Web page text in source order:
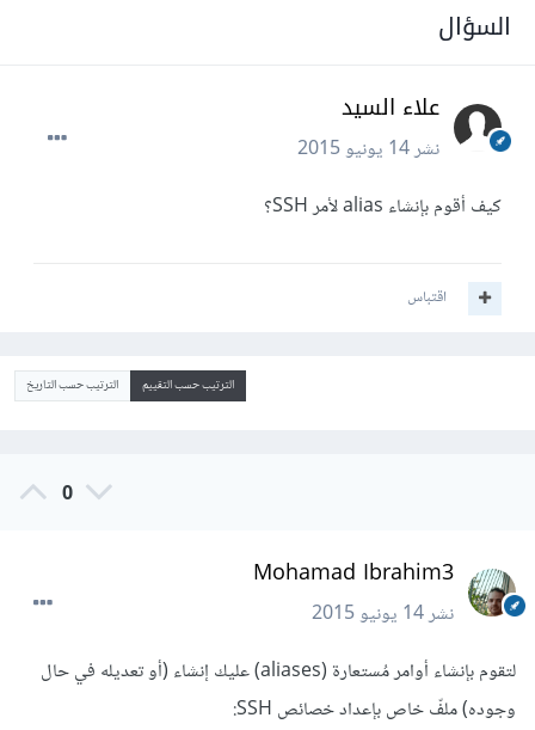
السؤال
علاء السيد
نشر14 يونيو 2015
كيف أقوم بإنشاء alias لأمر SSH؟
اقتباس
الترتيب حسب التقييم الترتيب حسب التاريخ
0
Mohamad Ibrahim3
نشر14 يونيو 2015
لتقوم بإنشاء أوامر مُستعارة (aliases) عليك إنشاء (أو تعديله في حال
وجوده) ملفّ خاص بإعداد خصائص SSH: